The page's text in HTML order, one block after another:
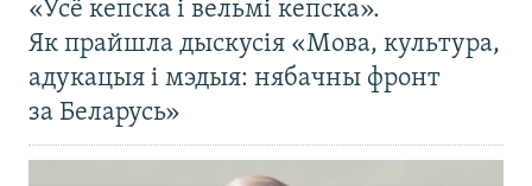
«Усё кепска і вельмі кепска».
Як прайшла дыскусія «Мова, культура,
адукацыя і мэдыя: нябачны фронт
за Беларусь»